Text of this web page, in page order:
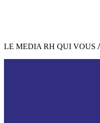
LE MEDIA RH QUI VOUS